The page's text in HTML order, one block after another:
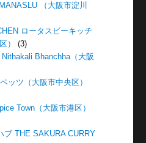
（大阪市淀川
ロータスビーキッチ
）
(3)
Bhanchha（大阪
ッツ（大阪市中央区）
Town（大阪市港区）
ブ THE SAKURA CURRY